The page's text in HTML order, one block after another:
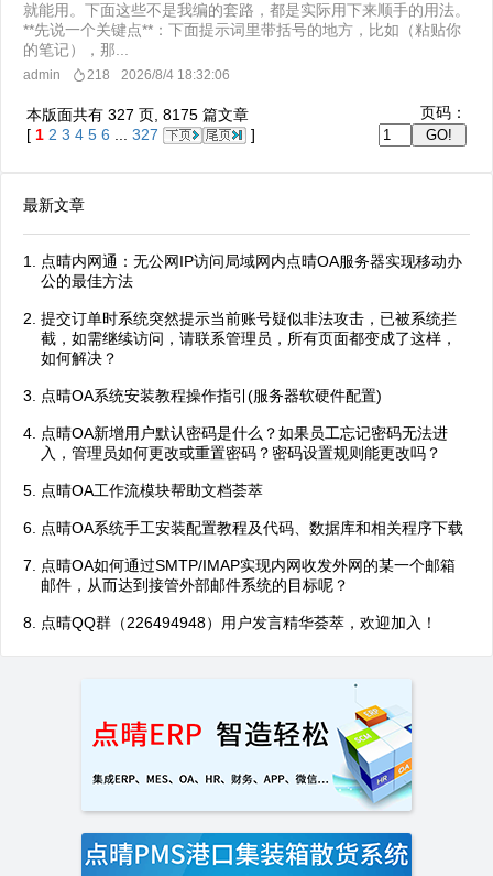
就能用。下面这些不是我编的套路，都是实际用下来顺手的用法。
**先说一个关键点**：下面提示词里带括号的地方，比如（粘贴你
的笔记），那...
admin 218 2026/8/4 18:32:06
本版面共有 327 页, 8175 篇文章
[ 1 2 3 4 5 6 327 ]
页码：
最新文章
点晴内网通：无公网IP访问局域网内点晴OA服务器实现移动办
公的最佳方法
提交订单时系统突然提示当前账号疑似非法攻击，已被系统拦
截，如需继续访问，请联系管理员，所有页面都变成了这样，
如何解决？
点晴OA系统安装教程操作指引(服务器软硬件配置)
点晴OA新增用户默认密码是什么？如果员工忘记密码无法进
入，管理员如何更改或重置密码？密码设置规则能更改吗？
点晴OA工作流模块帮助文档荟萃
点晴OA系统手工安装配置教程及代码、数据库和相关程序下载
点晴OA如何通过SMTP/IMAP实现内网收发外网的某一个邮箱
邮件，从而达到接管外部邮件系统的目标呢？
点晴QQ群（226494948）用户发言精华荟萃，欢迎加入！